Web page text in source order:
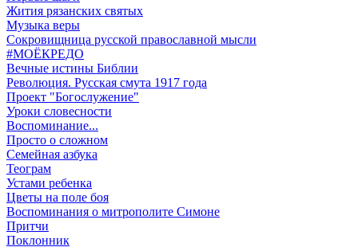
Жития рязанских святых
Музыка веры
Сокровищница русской православной мысли
#МОЁКРЕДО
Вечные истины Библии
Революция. Русская смута 1917 года
Проект "Богослужение"
Уроки словесности
Воспоминание...
Просто о сложном
Семейная азбука
Теограм
Устами ребенка
Цветы на поле боя
Воспоминания о митрополите Симоне
Притчи
Поклонник